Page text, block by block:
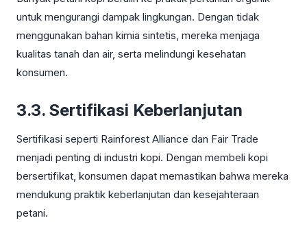
untuk mengurangi dampak lingkungan. Dengan tidak
menggunakan bahan kimia sintetis, mereka menjaga
kualitas tanah dan air, serta melindungi kesehatan
konsumen.
3.3. Sertifikasi Keberlanjutan
Sertifikasi seperti Rainforest Alliance dan Fair Trade
menjadi penting di industri kopi. Dengan membeli kopi
bersertifikat, konsumen dapat memastikan bahwa mereka
mendukung praktik keberlanjutan dan kesejahteraan
petani.